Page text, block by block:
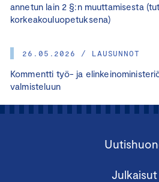
annetun lain 2 §:n muuttamisesta
korkeakouluopetuksena)
26.05.2026 / LAUSUNNOT
Kommentti työ- ja
valmisteluun
Julkaisut